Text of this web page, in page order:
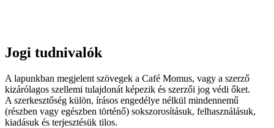
Jogi tudnivalók
A lapunkban megjelent szövegek a Café Momus, vagy a szerző
kizárólagos szellemi tulajdonát képezik és szerzői jog védi őket.
A szerkesztőség külön, írásos engedélye nélkül mindennemű
(részben vagy egészben történő) sokszorosításuk, felhasználásuk,
kiadásuk és terjesztésük tilos.